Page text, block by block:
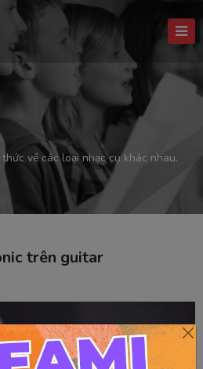
về các loại nhạc cụ khác nhau.
trên guitar